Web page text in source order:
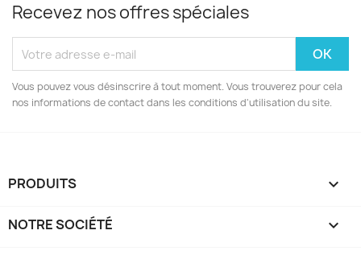
Recevez nos offres spéciales
Vous pouvez vous désinscrire à tout moment. Vous trouverez pour cela
nos informations de contact dans les conditions d'utilisation du site.
PRODUITS 
NOTRE SOCIÉTÉ 